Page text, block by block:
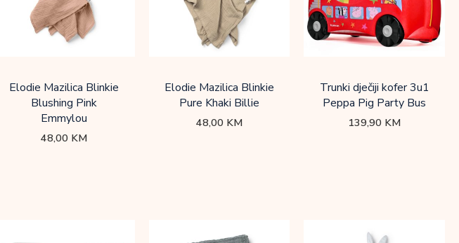
Elodie Mazilica Blinkie
Blushing Pink
Emmylou
48,00 KM
Elodie Mazilica Blinkie
Pure Khaki Billie
48,00 KM
Trunki dječiji kofer 3u1
Peppa Pig Party Bus
139,90 KM